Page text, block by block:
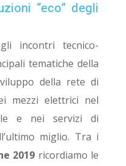
“eco” degli
incontri tecnico-
tematiche della
della rete di
mezzi elettrici nel
e nei servizi di
miglio. Tra i
2019 ricordiamo le